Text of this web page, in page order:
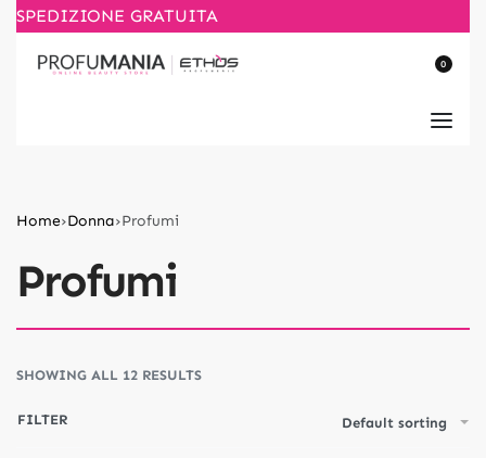
SPEDIZIONE GRATUITA
0
Home›Donna›Profumi
Profumi
SHOWING ALL 12 RESULTS
Default sorting
FILTER